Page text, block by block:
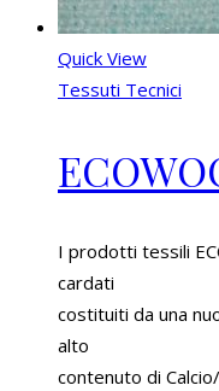
Quick View
Tessuti Tecnici
I prodotti tessili
cardati
costituiti da una
alto
contenuto di